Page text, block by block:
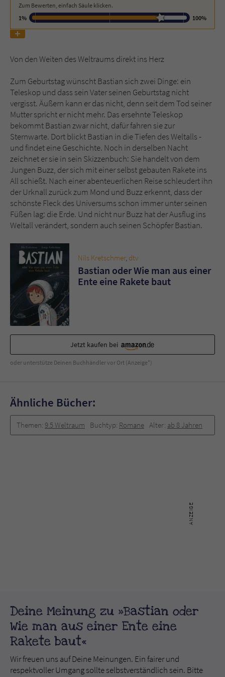
Zum Bewerten, einfach Säule klicken.
1%
100%
Von den Weiten des Weltraums direkt ins Herz
Zum Geburtstag wünscht Bastian sich zwei Dinge: ein
Teleskop und dass sein Vater seinen Geburtstag nicht
vergisst. Äußern kann er das nicht, denn seit dem Tod seiner
Mutter spricht er nicht mehr. Das ersehnte Teleskop
bekommt Bastian zwar nicht, dafür fahren sie zur
Sternwarte. Dort blickt Bastian in die Tiefen des Weltalls -
und findet eine Geschichte. Noch in derselben Nacht
zeichnet er sie in sein Skizzenbuch: Sie handelt von dem
Jungen Buzz, der sich mit einer selbst gebauten Rakete ins
All schießt. Nach einer abenteuerlichen Reise schleudert ihn
der Urknall zurück zum Mond und Buzz erkennt, dass der
schönste Fleck des Universums schon immer unter seinen
Füßen lag: die Erde. Und nicht nur Buzz hat der Ausflug ins
Weltall verändert, sondern auch seinen Schöpfer Bastian.
Nils Kretschmer, dtv
Bastian oder Wie man aus einer
Ente eine Rakete baut
Jetzt kaufen bei
oder unterstütze Deinen Buchhändler vor Ort (Anzeige*)
Ähnliche Bücher:
Themen: 9.5 Weltraum Buchtyp: Romane Alter: ab 8 Jahren
Deine Meinung zu »Bastian oder
Wie man aus einer Ente eine
Rakete baut«
Wir freuen uns auf Deine Meinungen. Ein fairer und
respektvoller Umgang sollte selbstverständlich sein. Bitte
Name tx_pwcomments_ahash
Zweck Cookie für Kommentare einzelner Buchtitel
Name fe_typo_user
Anbieter Literatur-Couch Medien GmbH & Co. KG
Laufzeit Session
Zweck
Dieses Cookie gewährleistet die
Kommunikation der Webseite mit dem
Benutzer. Es wird benötigt um z. B. den
Sicherheitscode des Kontaktformulars zu